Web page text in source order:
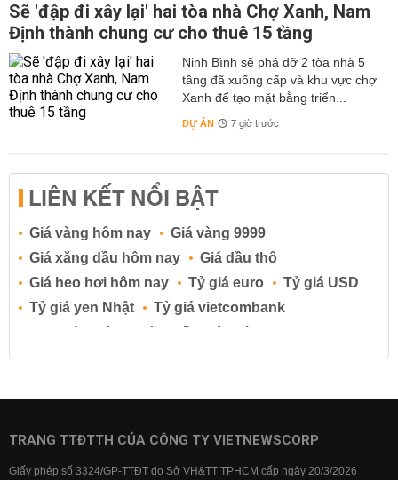
Sẽ 'đập đi xây lại' hai tòa nhà Chợ Xanh, Nam
Định thành chung cư cho thuê 15 tầng
Ninh Bình sẽ phá dỡ 2 tòa nhà 5
tầng đã xuống cấp và khu vực chợ
Xanh để tạo mặt bằng triển...
DỰ ÁN 7 giờ trước
LIÊN KẾT NỔI BẬT
Giá vàng hôm nay
Giá vàng 9999
Giá xăng dầu hôm nay
Giá dầu thô
Giá heo hơi hôm nay
Tỷ giá euro
Tỷ giá USD
Tỷ giá yen Nhật
Tỷ giá vietcombank
Lịch cúp điện
Lãi suất ngân hàng
Lãi suất tiết kiệm
Lãi suất tiền gửi
Lãi suất ngân hàng BIDV
TRANG TTĐTTH CỦA CÔNG TY VIETNEWSCORP
Giấy phép số 3324/GP-TTĐT do Sở VH&TT TPHCM cấp ngày 20/3/2026